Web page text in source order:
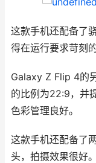
这款手机还配备了
得在运行要求苛刻
Galaxy Z Flip 4的
的比例为22:9，并
色彩管理良好。
这款手机还配备了
头，拍摄效果很好。